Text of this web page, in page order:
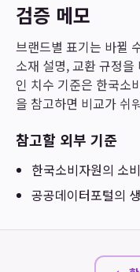
검증 메모
브랜드별 표기는 바뀔
소재 설명, 교환 규정
인 치수 기준은 한국소
을 참고하면 비교가 쉬
참고할 외부 기준
한국소비자원의 소
공공데이터포털의